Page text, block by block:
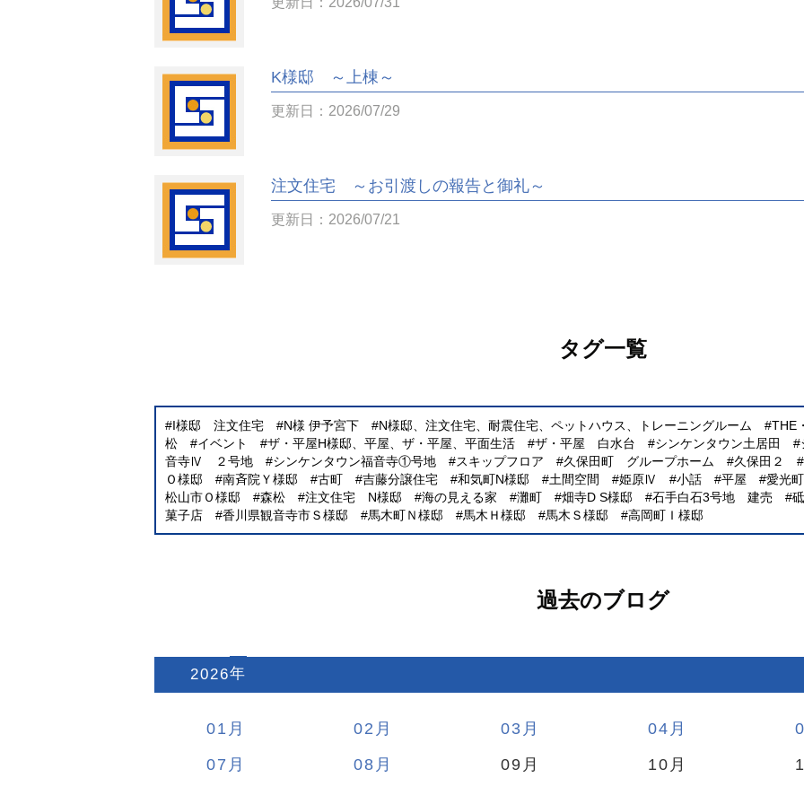
K様邸 ～上棟～
更新日：2026/07/29
注文住宅 ～お引渡しの報告と御礼～
更新日：2026/07/21
タグ一覧
I様邸 注文住宅 N様 伊予宮下 N様邸、注文住宅、耐震住宅、ペットハウス、トレーニングルーム
THE
松
イベント ザ・平屋H様邸、平屋、ザ・平屋、平面生活 ザ・平屋 白水台 シンケンタウン土居田
音寺Ⅳ ２号地
シンケンタウン福音寺①号地 スキップフロア 久保田町 グループホーム
久保田２
Ｏ様邸
南斉院Ｙ様邸 古町 吉藤分譲住宅 和気町N様邸 土間空間 姫原Ⅳ 小話 平屋
愛光
松山市Ｏ様邸
森松 注文住宅 N様邸 海の見える家 灘町 畑寺D S様邸 石手白石3号地 建売
菓子店
香川県観音寺市Ｓ様邸 馬木町Ｎ様邸 馬木Ｈ様邸 馬木Ｓ様邸 高岡町Ｉ様邸
過去のブログ
2026:
01 02 03 04
07
08 09 10